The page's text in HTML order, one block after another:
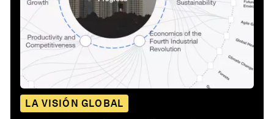
LA VISIÓN GLOBAL